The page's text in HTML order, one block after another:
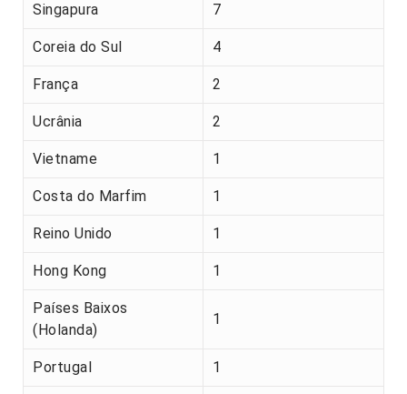
Singapura 7
Coreia do Sul 4
França 2
Ucrânia 2
Vietname 1
Costa do Marfim 1
Reino Unido 1
Hong Kong 1
Países Baixos
(Holanda)
1
Portugal 1